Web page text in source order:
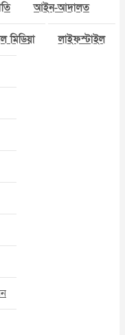
আইন-আদালত
মিডিয়া লাইফস্টাইল